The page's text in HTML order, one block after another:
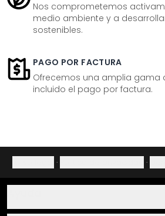
Nos comprometemos
medio ambiente y a
sostenibles.
PAGO POR FACTURA
Ofrecemos una amplia gama
incluido el pago por factura.
· ·